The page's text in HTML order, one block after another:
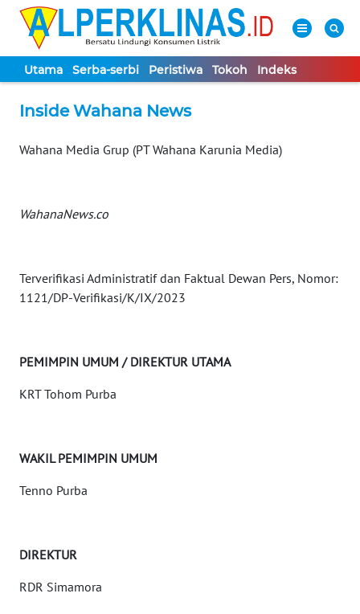
Utama Serba-serbi Peristiwa Tokoh Indeks
Inside Wahana News
Wahana Media Grup (PT Wahana Karunia Media)
WahanaNews.co
Terverifikasi Administratif dan Faktual Dewan Pers, Nomor:
1121/DP-Verifikasi/K/IX/2023
PEMIMPIN UMUM / DIREKTUR UTAMA
KRT Tohom Purba
WAKIL PEMIMPIN UMUM
Tenno Purba
DIREKTUR
RDR Simamora
TV
Tutup
SERBA-
PERISTIWA
Informasi
INDEKS
KONTAK
KAMI